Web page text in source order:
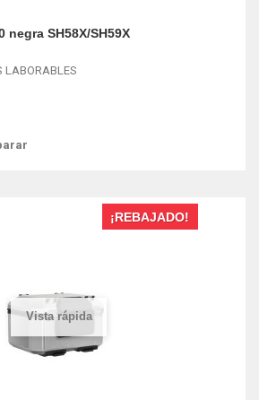
negra SH58X/SH59X
LABORABLES
Vista rápida
¡REBAJADO!